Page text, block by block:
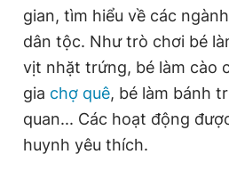
gian, tìm hiểu về các
dân tộc. Như trò chơi bé
vịt nhặt trứng, bé làm cào
gia chợ quê, bé làm bánh
quan... Các hoạt động
huynh yêu thích.